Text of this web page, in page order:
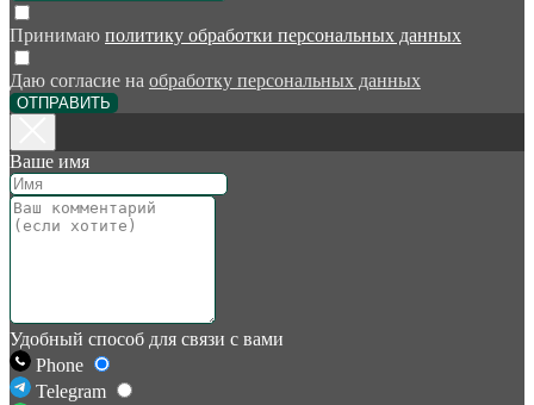
Принимаю политику обработки персональных данных
Даю согласие на обработку персональных данных
ОТПРАВИТЬ
Ваше имя
Удобный способ для связи с вами
Phone
Telegram